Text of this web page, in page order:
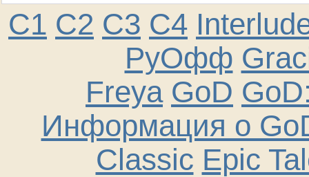
C1 C2 C3 C4
РуОфф
Freya GoD
Информация о
Classic Epic